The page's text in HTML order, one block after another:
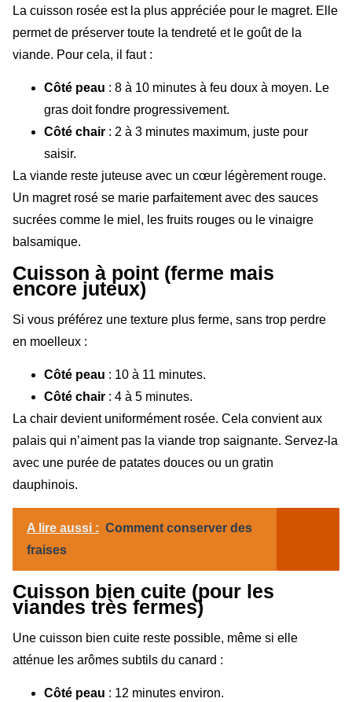
La cuisson rosée est la plus appréciée pour le magret. Elle
permet de préserver toute la tendreté et le goût de la
viande. Pour cela, il faut :
Côté peau : 8 à 10 minutes à feu doux à moyen. Le
gras doit fondre progressivement.
Côté chair : 2 à 3 minutes maximum, juste pour
saisir.
La viande reste juteuse avec un cœur légèrement rouge.
Un magret rosé se marie parfaitement avec des sauces
sucrées comme le miel, les fruits rouges ou le vinaigre
balsamique.
Cuisson à point (ferme mais
encore juteux)
Si vous préférez une texture plus ferme, sans trop perdre
en moelleux :
Côté peau : 10 à 11 minutes.
Côté chair : 4 à 5 minutes.
La chair devient uniformément rosée. Cela convient aux
palais qui n’aiment pas la viande trop saignante. Servez-la
avec une purée de patates douces ou un gratin
dauphinois.
A lire aussi : Comment conserver des
fraises
Cuisson bien cuite (pour les
viandes très fermes)
Une cuisson bien cuite reste possible, même si elle
atténue les arômes subtils du canard :
Côté peau : 12 minutes environ.